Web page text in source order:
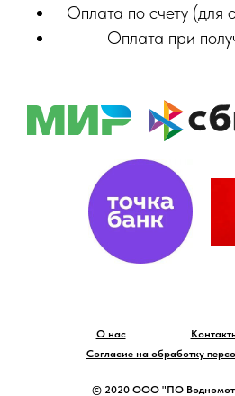
Оплата по счету
Оплата при
О нас
Согласие на обработку
© 2020 ООО "ПО